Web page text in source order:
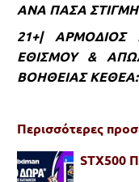
ΑΝΑ ΠΑΣΑ ΣΤΙΓΜΗ
21+| ΑΡΜΟΔΙΟΣ
ΕΘΙΣΜΟΥ &
ΒΟΗΘΕΙΑΣ ΚΕΘΕΑ:
Περισσότερες
STX500